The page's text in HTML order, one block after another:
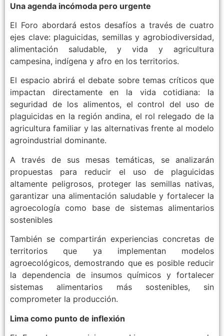
Una agenda incómoda pero urgente
El Foro abordará estos desafíos a través de cuatro
ejes clave: plaguicidas, semillas y agrobiodiversidad,
alimentación saludable, y vida y agricultura
campesina, indígena y afro en los territorios.
El espacio abrirá el debate sobre temas críticos que
impactan directamente en la vida cotidiana: la
seguridad de los alimentos, el control del uso de
plaguicidas en la región andina, el rol relegado de la
agricultura familiar y las alternativas frente al modelo
agroindustrial dominante.
A través de sus mesas temáticas, se analizarán
propuestas para reducir el uso de plaguicidas
altamente peligrosos, proteger las semillas nativas,
garantizar una alimentación saludable y fortalecer la
agroecología como base de sistemas alimentarios
sostenibles
También se compartirán experiencias concretas de
territorios que ya implementan modelos
agroecológicos, demostrando que es posible reducir
la dependencia de insumos químicos y fortalecer
sistemas alimentarios más sostenibles, sin
comprometer la producción.
Lima como punto de inflexión